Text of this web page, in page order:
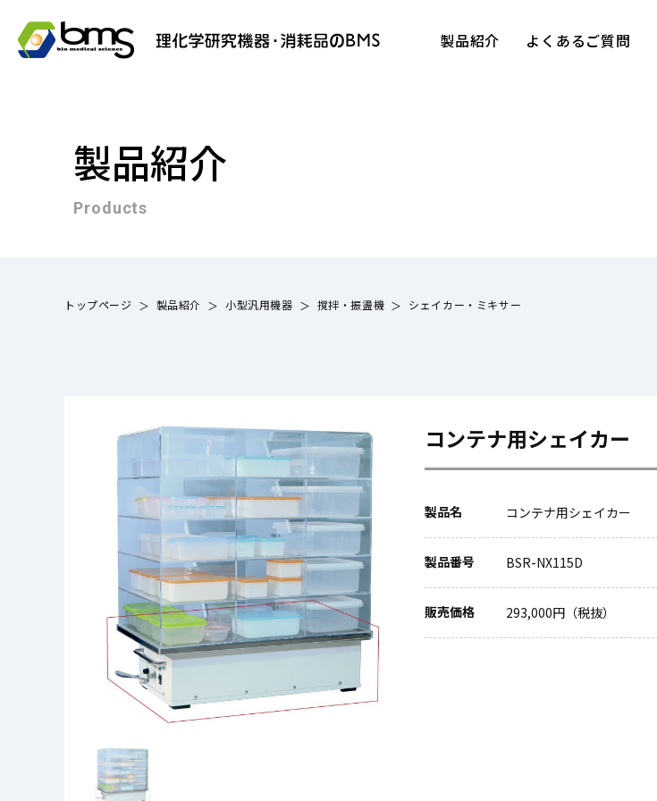
製品紹介 よくあるご質問
製品紹介
Products
トップページ 製品紹介 小型汎用機器 撹拌・振盪機 シェイカー・ミキサー
コンテナ用シェイカー
製品名 コンテナ用シェイカー
製品番号 BSR-NX115D
販売価格 293,000円（税抜）